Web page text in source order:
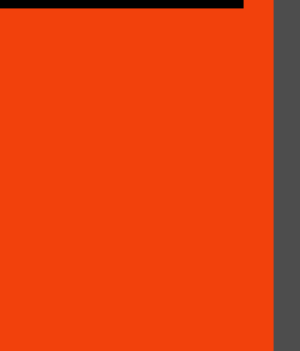
Ses Girişi